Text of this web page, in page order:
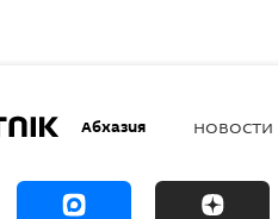
Абхазия НОВОСТИ